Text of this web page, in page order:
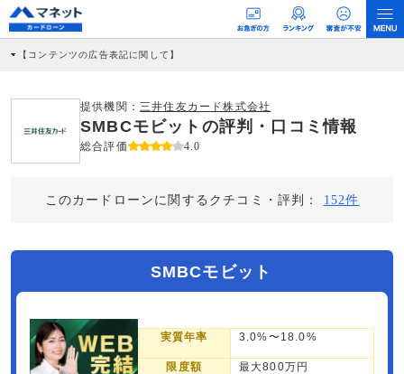
【コンテンツの広告表記に関して】
社に対して企業から紹介報酬が支払われるという収益モデルです。 ただし、特定の
商品を根拠なくPRするものではなく、当編集部の調査／ユーザーへの口コミ収集な
どに基づき、公平性を担保した情報提供を行っています。
提供機関： 三井住友カード株式会社
SMBCモビットの評判・口コミ情報
総合評価 4.0
このカードローンに関するクチコミ・評判： 152件
SMBCモビット
実質年率 3.0%〜18.0%
限度額 最大800万円